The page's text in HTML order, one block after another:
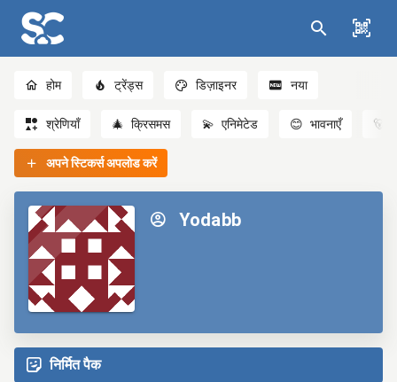
होम ट्रेंड्स डिज़ाइनर नया
श्रेणियाँ 🎄 क्रिसमस 💫 एनिमेटेड 😊 भावनाएँ 🐻
अपने स्टिकर्स अपलोड करें
Yodabb
निर्मित पैक